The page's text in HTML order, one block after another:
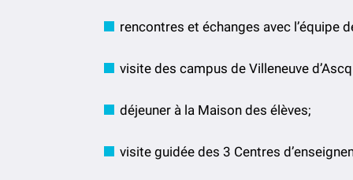
rencontres et échanges avec l’équipe
visite des campus de Villeneuve
déjeuner à la Maison des élèves;
visite guidée des 3 Centres